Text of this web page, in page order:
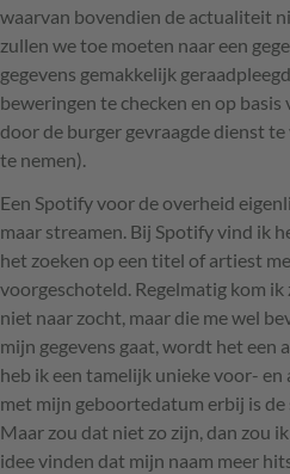
waarvan bovendien de actualiteit
zullen we toe moeten naar een
gegevens gemakkelijk
beweringen te checken en op
door de burger gevraagde dienst
te nemen).
Een Spotify voor de overheid
maar streamen. Bij Spotify vind ik
het zoeken op een titel of artiest
voorgeschoteld. Regelmatig kom
niet naar zocht, maar die me wel
mijn gegevens gaat, wordt het een
heb ik een tamelijk unieke voor-
met mijn geboortedatum erbij is
Maar zou dat niet zo zijn, dan zou
idee vinden dat mijn naam meer